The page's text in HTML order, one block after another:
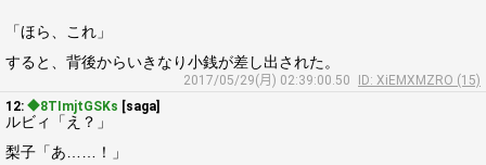
「ほら、これ」
すると、背後からいきなり小銭が差し出された。
2017/05/29(月) 02:39:00.50
ID: XiEMXMZRO (15)
12: ◆8TImjtGSKs [saga]
ルビィ「え？」
梨子「あ……！」